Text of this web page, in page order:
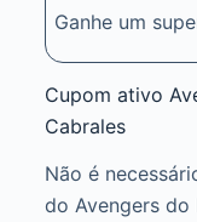
Ganhe um
Cupom ativo
Cabrales
Não é
do Avengers do